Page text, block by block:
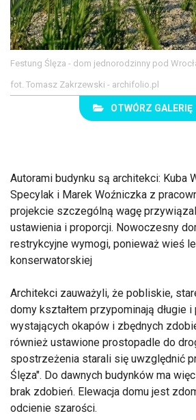
Festung Ślęza - dom jednorodzinny pod
fot. Tomasz Zakrzewski - archifolio.pl
OTWÓRZ GALERIĘ
Autorami budynku są architekci: Kuba
Specylak i Marek Woźniczka z
projekcie szczególną wagę
ustawienia i proporcji. Nowoczesny
restrykcyjne wymogi, ponieważ wieś
konserwatorskiej
Architekci zauważyli, że pobliskie,
domy kształtem przypominają długie
wystających okapów i zbędnych
również ustawione prostopadle do
spostrzeżenia starali się uwzględnić
Ślęza". Do dawnych budynków ma
brak zdobień. Elewacja domu jest
odcienie szarości.